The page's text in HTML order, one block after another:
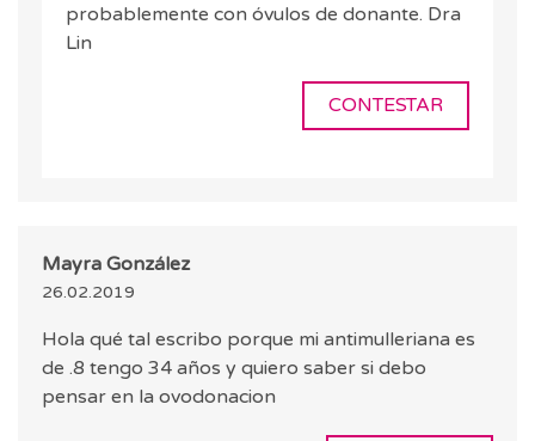
probablemente con óvulos de donante. Dra
Lin
CONTESTAR
Mayra González
26.02.2019
Hola qué tal escribo porque mi antimulleriana es
de .8 tengo 34 años y quiero saber si debo
pensar en la ovodonacion